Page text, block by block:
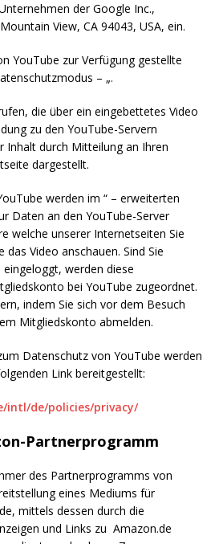
der Google Inc.,
View, CA 94043, USA, ein.
YouTube zur Verfügung gestellte
– „.
die über ein eingebettetes Video
zu den YouTube-Servern
Inhalt durch Mitteilung an Ihren
dargestellt.
werden im “ – erweiterten
Daten an den YouTube-Server
welche unserer Internetseiten Sie
das Video anschauen. Sind Sie
werden diese
bei YouTube zugeordnet.
indem Sie sich vor dem Besuch
Mitgliedskonto abmelden.
Datenschutz von YouTube werden
Link bereitgestellt:
intl/de/policies/privacy/
Partnerprogramm
des Partnerprogramms von
eines Mediums für
mittels dessen durch die
und Links zu Amazon.de